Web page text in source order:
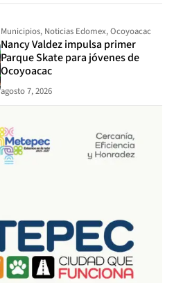
Municipios, Noticias Edomex,Ocoyoacac
Nancy Valdez impulsa primer
Parque Skate para jóvenes de
Ocoyoacac
agosto 7, 2026